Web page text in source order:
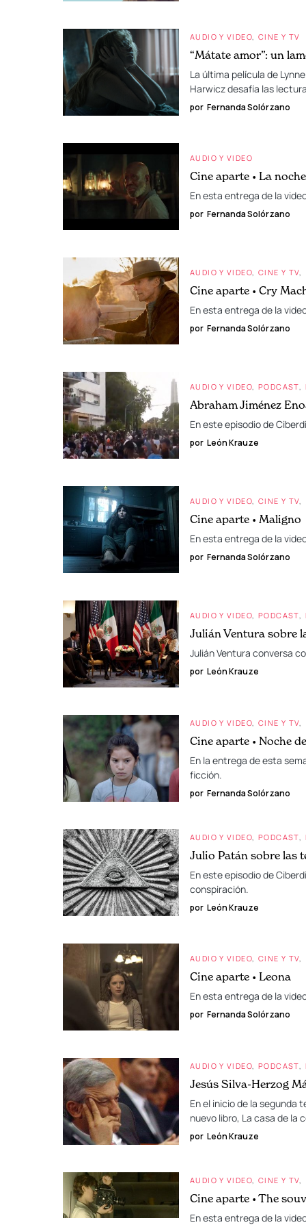
AUDIO Y VIDEO CINE Y TV
“Mátate amor”: un
La última película de
Harwicz desafía las
por Fernanda Solórzano
AUDIO Y VIDEO
Cine aparte • La
En esta entrega de la
por Fernanda Solórzano
AUDIO Y VIDEO CINE Y TV
Cine aparte • Cry
En esta entrega de la
por Fernanda Solórzano
AUDIO Y VIDEO PODCAST
Abraham Jiménez
En este episodio de
por León Krauze
AUDIO Y VIDEO CINE Y TV
Cine aparte • Maligno
En esta entrega de la
por Fernanda Solórzano
AUDIO Y VIDEO PODCAST
Julián Ventura sobre
Julián Ventura conversa
por León Krauze
AUDIO Y VIDEO CINE Y TV
Cine aparte • Noche
En la entrega de esta
ficción.
por Fernanda Solórzano
AUDIO Y VIDEO PODCAST
Julio Patán sobre las
En este episodio de
conspiración.
por León Krauze
AUDIO Y VIDEO CINE Y TV
Cine aparte • Leona
En esta entrega de la
por Fernanda Solórzano
AUDIO Y VIDEO PODCAST
Jesús Silva-Herzog
En el inicio de la segunda
nuevo libro, La casa de la
por León Krauze
AUDIO Y VIDEO CINE Y TV
Cine aparte • The
En esta entrega de la